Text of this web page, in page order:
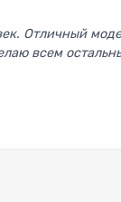
Отличный
всем